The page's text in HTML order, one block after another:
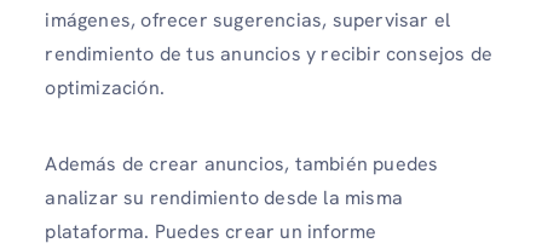
imágenes, ofrecer sugerencias, supervisar el
rendimiento de tus anuncios y recibir consejos de
optimización.
Además de crear anuncios, también puedes
analizar su rendimiento desde la misma
plataforma. Puedes crear un informe